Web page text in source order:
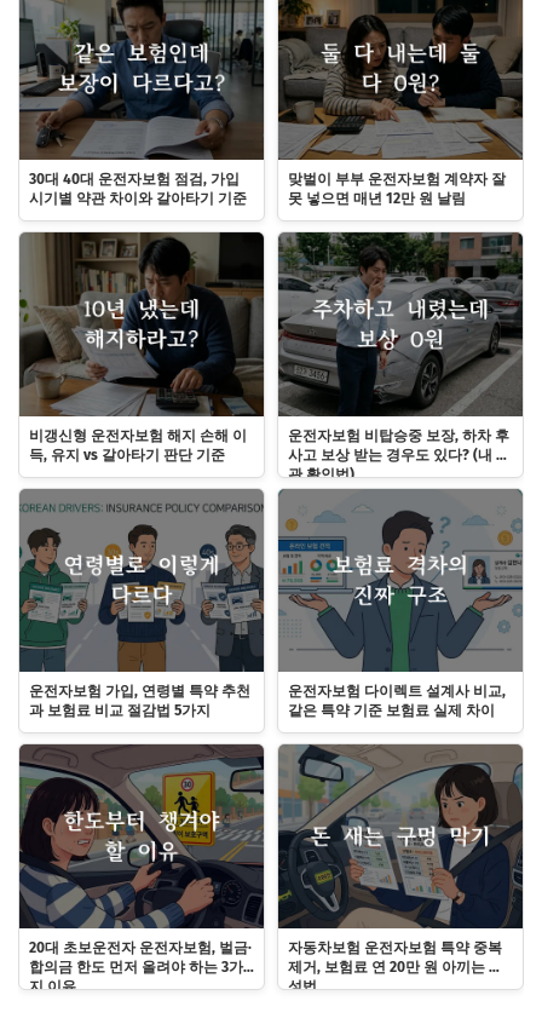
30대 40대 운전자보험 점검, 가입
시기별 약관 차이와 갈아타기 기준
맞벌이 부부 운전자보험 계약자 잘
못 넣으면 매년 12만 원 날림
비갱신형 운전자보험 해지 손해 이
득, 유지 vs 갈아타기 판단 기준
운전자보험 비탑승중 보장, 하차 후
사고 보상 받는 경우도 있다? (내 약
관 확인법)
운전자보험 가입, 연령별 특약 추천
과 보험료 비교 절감법 5가지
운전자보험 다이렉트 설계사 비교,
같은 특약 기준 보험료 실제 차이
20대 초보운전자 운전자보험, 벌금·
합의금 한도 먼저 올려야 하는 3가
지 이유
자동차보험 운전자보험 특약 중복
제거, 보험료 연 20만 원 아끼는 구
성법